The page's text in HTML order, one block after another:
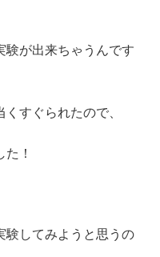
験が出来ちゃうんです
すぐられたので、
！
験してみようと思うの